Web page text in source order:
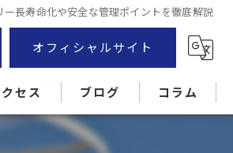
ー長寿命化や安全な管理ポイントを徹底解説
オフィシャルサイト
セス ブログ コラム